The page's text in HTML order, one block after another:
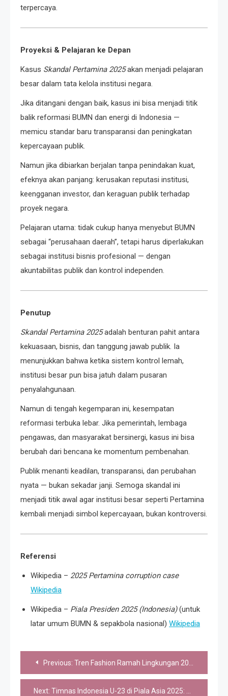
terpercaya.
Proyeksi & Pelajaran ke Depan
Kasus Skandal Pertamina 2025akan menjadi pelajaran
besar dalam tata kelola institusi negara.
Jika ditangani dengan baik, kasus ini bisa menjadi titik
balik reformasi BUMN dan energi di Indonesia —
memicu standar baru transparansi dan peningkatan
kepercayaan publik.
Namun jika dibiarkan berjalan tanpa penindakan kuat,
efeknya akan panjang: kerusakan reputasi institusi,
keengganan investor, dan keraguan publik terhadap
proyek negara.
Pelajaran utama: tidak cukup hanya menyebut BUMN
sebagai “perusahaan daerah”, tetapi harus diperlakukan
sebagai institusi bisnis profesional — dengan
akuntabilitas publik dan kontrol independen.
Penutup
Skandal Pertamina 2025adalah benturan pahit antara
kekuasaan, bisnis, dan tanggung jawab publik. Ia
menunjukkan bahwa ketika sistem kontrol lemah,
institusi besar pun bisa jatuh dalam pusaran
penyalahgunaan.
Namun di tengah kegemparan ini, kesempatan
reformasi terbuka lebar. Jika pemerintah, lembaga
pengawas, dan masyarakat bersinergi, kasus ini bisa
berubah dari bencana ke momentum pembenahan.
Publik menanti keadilan, transparansi, dan perubahan
nyata — bukan sekadar janji. Semoga skandal ini
menjadi titik awal agar institusi besar seperti Pertamina
kembali menjadi simbol kepercayaan, bukan kontroversi.
Referensi
Wikipedia – 2025 Pertamina corruption case
Wikipedia
Wikipedia – Piala Presiden 2025 (Indonesia)(untuk
latar umum BUMN & sepakbola nasional) Wikipedia
Post
navigation
Previous: Tren Fashion Ramah Lingkungan 2025: Gaya Stylish Sekaligus Menjaga Bumi
Next: Timnas Indonesia U-23 di Piala Asia 2025: Harapan Baru Sepak Bola Nasional